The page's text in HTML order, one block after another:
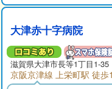
大津赤十字病院
滋賀県大津市長等1丁目1-35
京阪京津線 上栄町駅 徒歩